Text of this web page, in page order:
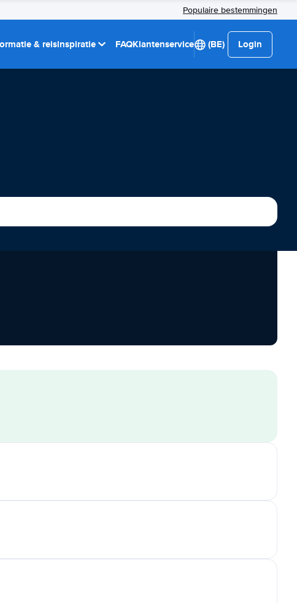
Populaire bestemmingen
& reisinspiratie FAQKlantenservice (BE) Login